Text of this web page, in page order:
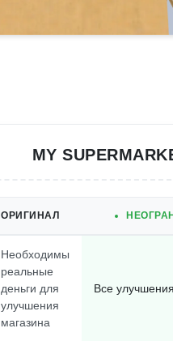
MY
ОРИГИНАЛ
Необходимы
реальные
деньги для
улучшения
магазина
Все